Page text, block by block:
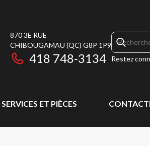
870 3E RUE
CHIBOUGAMAU (QC) G8P 1P9
418 748-3134 Restez
SERVICES ET PIÈCES